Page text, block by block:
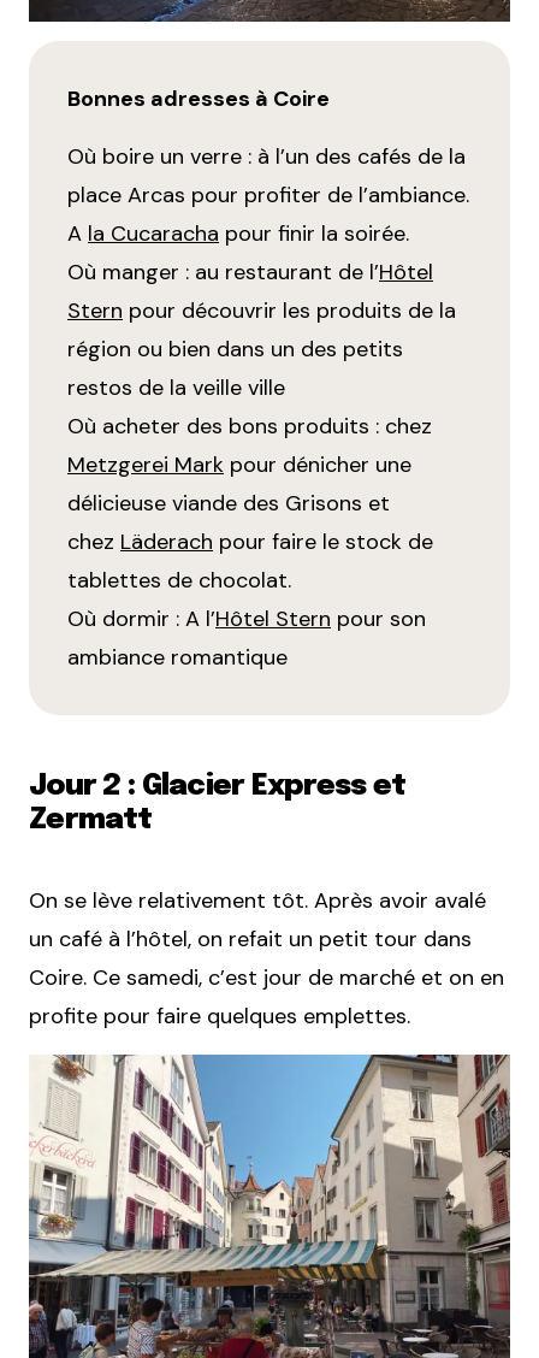
Bonnes adresses à Coire
Où boire un verre : à l’un des cafés de la
place Arcas pour profiter de l’ambiance.
A la Cucaracha pour finir la soirée.
Où manger : au restaurant de l’Hôtel
Stern pour découvrir les produits de la
région ou bien dans un des petits
restos de la veille ville
Où acheter des bons produits : chez
Metzgerei Mark pour dénicher une
délicieuse viande des Grisons et
chez Läderach pour faire le stock de
tablettes de chocolat.
Où dormir : A l’Hôtel Stern pour son
ambiance romantique
Jour 2 : Glacier Express et
Zermatt
On se lève relativement tôt. Après avoir avalé
un café à l’hôtel, on refait un petit tour dans
Coire. Ce samedi, c’est jour de marché et on en
profite pour faire quelques emplettes.